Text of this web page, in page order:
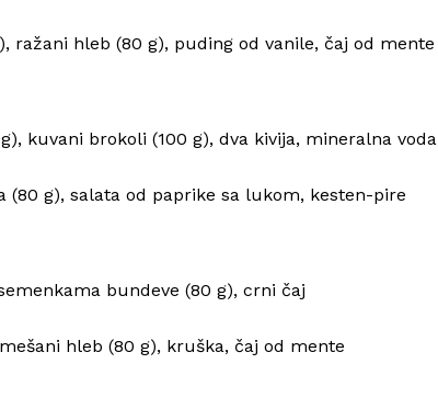
ražani hleb (80 g), puding od vanile, čaj od mente
kuvani brokoli (100 g), dva kivija, mineralna voda
(80 g), salata od paprike sa lukom, kesten-pire
bundeve (80 g), crni čaj
hleb (80 g), kruška, čaj od mente